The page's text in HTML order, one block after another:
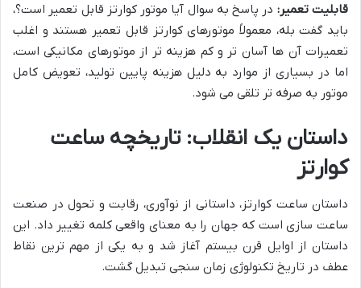
قابلیت تعمیر: در پاسخ به سوال آیا موتور کوارتز قابل تعمیر است؟،
باید گفت بله، معمولاً موتورهای کوارتز قابل تعمیر هستند و اغلب
تعمیرات آن ها آسان تر و کم هزینه تر از موتورهای مکانیکی است،
اما در بسیاری از موارد به دلیل هزینه پایین تولید، تعویض کامل
موتور به صرفه تر تلقی می شود.
داستان یک انقلاب: تاریخچه ساعت
کوارتز
داستان ساعت کوارتز، داستانی از نوآوری، رقابت و تحول در صنعت
ساعت سازی است که جهان را به معنای واقعی کلمه تغییر داد. این
داستان از اوایل قرن بیستم آغاز شد و به یکی از مهم ترین نقاط
عطف در تاریخ تکنولوژی زمان سنجی تبدیل گشت.